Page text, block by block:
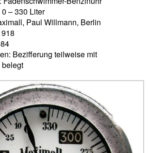
– 330 Liter
Paul Willmann, Berlin
Bezifferung teilweise mit
belegt